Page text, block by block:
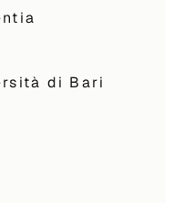
di Bari